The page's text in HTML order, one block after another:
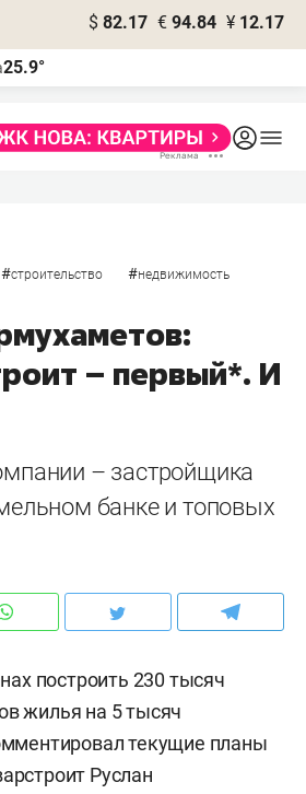
$ 82.17 € 94.84 ¥ 12.17
25.9°
#строительство #недвижимость
– первый*. И
– застройщика
банке и топовых
построить 230 тысяч
жилья на 5 тысяч
текущие планы
Руслан